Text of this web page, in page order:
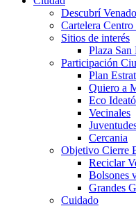
Descubrí Venado
Cartelera
Sitios de interés
Plaza San
Participación
Plan
Quiero a
Eco
Vecinales
Cercania
Objetivo Cierre
Reciclar
Bolsones
Grandes
Cuidado